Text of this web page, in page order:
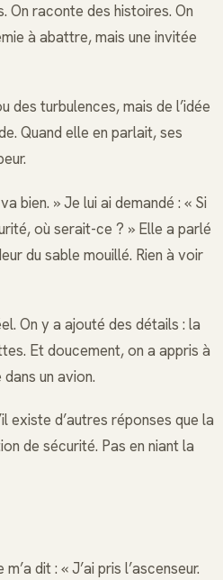
On raconte des histoires. On
à abattre, mais une invitée
des turbulences, mais de l’idée
Quand elle en parlait, ses
bien. » Je lui ai demandé : « Si
où serait-ce ? » Elle a parlé
du sable mouillé. Rien à voir
On y a ajouté des détails : la
Et doucement, on a appris à
un avion.
existe d’autres réponses que la
de sécurité. Pas en niant la
dit : « J’ai pris l’ascenseur.